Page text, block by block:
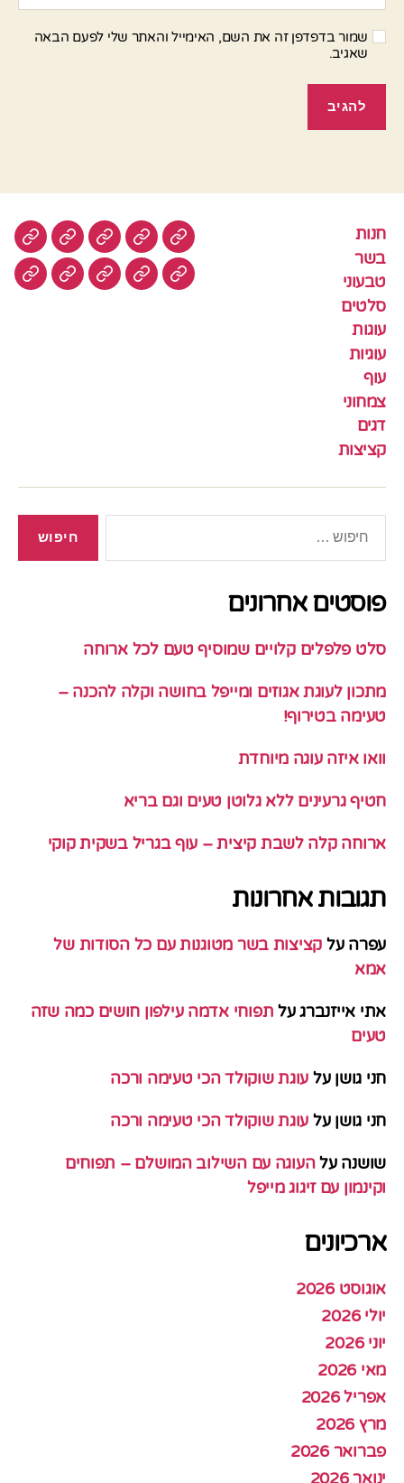
שמור בדפדפן זה את השם, האימייל והאתר שלי לפעם הבאה
שאגיב.
חנות
בשר
טבעוני
סלטים
עוגות
עוגיות
עוף
צמחוני
דגים
קציצות
חנות בשר טבעוניסלטים
עוגיותעוף צמחונידגים
פוסטים אחרונים
סלט פלפלים קלויים שמוסיף טעם לכל ארוחה
מתכון לעוגת אגוזים ומייפל בחושה וקלה להכנה –
טעימה בטירוף!
וואו איזה עוגה מיוחדת
חטיף גרעינים ללא גלוטן טעים וגם בריא
ארוחה קלה לשבת קיצית – עוף בגריל בשקית קוקי
תגובות אחרונות
עפרה על קציצות בשר מטוגנות עם כל הסודות של
אמא
אתי אייזנברגעל תפוחי אדמה עילפון חושים כמה שזה
טעים
חני גושן על עוגת שוקולד הכי טעימה ורכה
חני גושן על עוגת שוקולד הכי טעימה ורכה
שושנה עלהעוגה עם השילוב המושלם – תפוחים
וקינמון עם זיגוג מייפל
ארכיונים
אוגוסט 2026
יולי 2026
יוני 2026
מאי 2026
אפריל 2026
מרץ 2026
פברואר 2026
ינואר 2026